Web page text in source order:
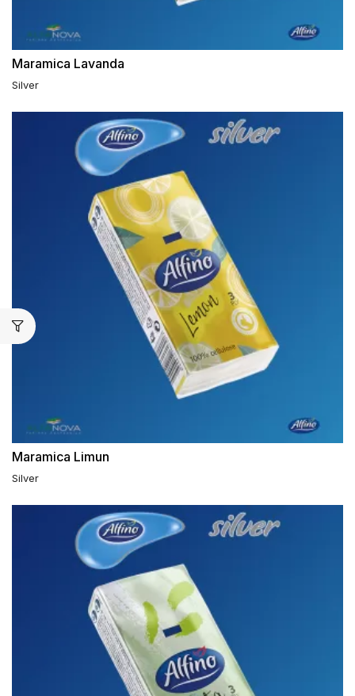
Maramica Lavanda
Silver
Maramica Limun
Silver